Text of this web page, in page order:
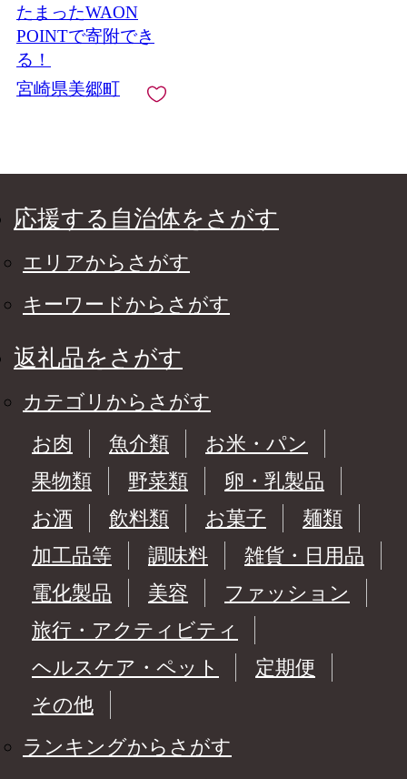
たまったWAON
POINTで寄附でき
る！
宮崎県美郷町
応援する自治体をさがす
エリアからさがす
キーワードからさがす
返礼品をさがす
カテゴリからさがす
お肉
魚介類
お米・パン
果物類
野菜類
卵・乳製品
お酒
飲料類 お菓子
麺類
加工品等
調味料
雑貨・日用品
電化製品
美容
ファッション
旅行・アクティビティ
ヘルスケア・ペット
定期便
その他
ランキングからさがす